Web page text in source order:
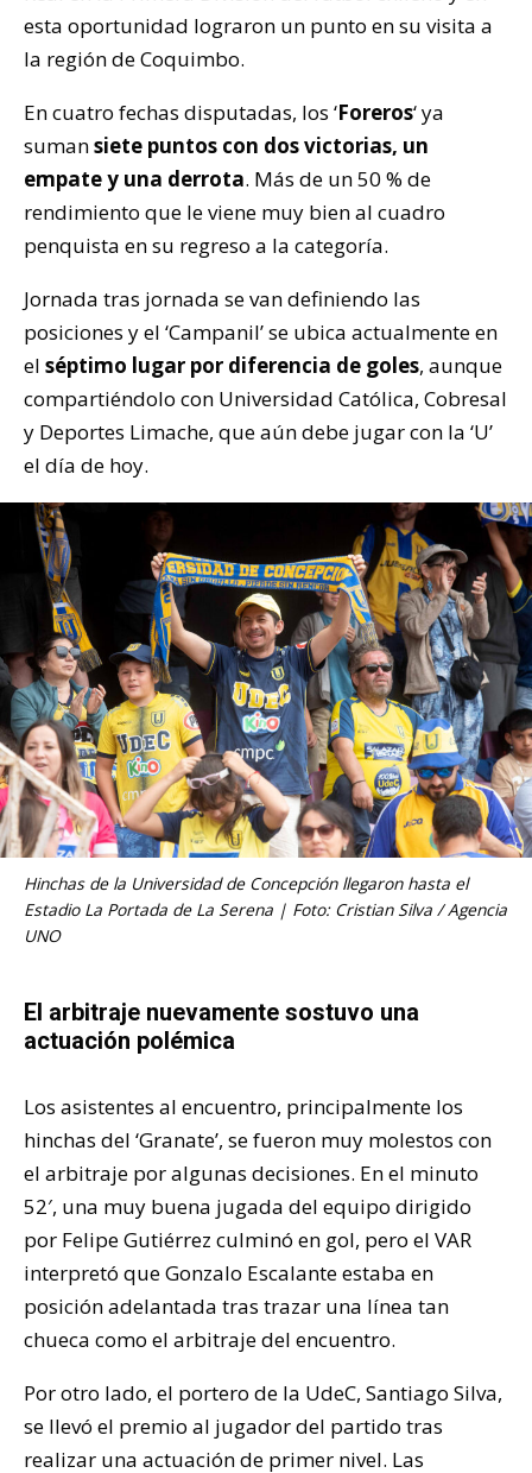
esta oportunidad lograron un punto en su visita a
la región de Coquimbo.
En cuatro fechas disputadas, los ‘Foreros‘ ya
sumansiete puntos con dos victorias, un
empate y una derrota. Más de un 50 % de
rendimiento que le viene muy bien al cuadro
penquista en su regreso a la categoría.
Jornada tras jornada se van definiendo las
posiciones y el ‘Campanil’ se ubica actualmente en
el séptimo lugar por diferencia de goles, aunque
compartiéndolo con Universidad Católica, Cobresal
y Deportes Limache, que aún debe jugar con la ‘U’
el día de hoy.
Hinchas de la Universidad de Concepción llegaron hasta el
Estadio La Portada de La Serena | Foto: Cristian Silva / Agencia
UNO
El arbitraje nuevamente sostuvo una
actuación polémica
Los asistentes al encuentro, principalmente los
hinchas del ‘Granate’, se fueron muy molestos con
el arbitraje por algunas decisiones. En el minuto
52′, una muy buena jugada del equipo dirigido
por Felipe Gutiérrez culminó en gol, pero el VAR
interpretó que Gonzalo Escalante estaba en
posición adelantada tras trazar una línea tan
chueca como el arbitraje del encuentro.
Por otro lado, el portero de la UdeC, Santiago Silva,
se llevó el premio al jugador del partido tras
realizar una actuación de primer nivel. Las